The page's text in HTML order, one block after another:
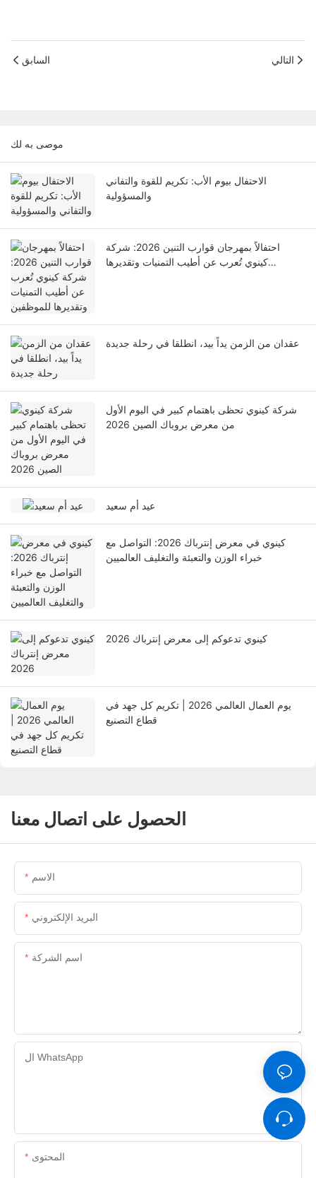
السابق التالي
موصى به لك
الاحتفال بيوم الأب: تكريم للقوة والتفاني
والمسؤولية
احتفالاً بمهرجان قوارب التنين 2026: شركة
كينوي تُعرب عن أطيب التمنيات وتقديرها
عقدان من الزمن يداً بيد، انطلقا في رحلة جديدة
شركة كينوي تحظى باهتمام كبير في اليوم الأول
من معرض بروباك الصين 2026
عيد أم سعيد
كينوي في معرض إنترباك 2026: التواصل مع
خبراء الوزن والتعبئة والتغليف العالميين
كينوي تدعوكم إلى معرض إنترباك 2026
يوم العمال العالمي 2026 | تكريم كل جهد في
قطاع التصنيع
الحصول على اتصال معنا
الاسم
البريد الإلكتروني
اسم الشركة
ال WhatsApp
المحتوى